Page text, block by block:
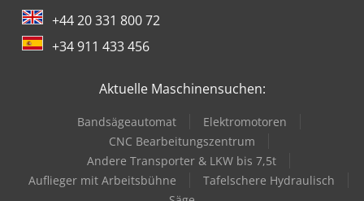
+44 20 331 800 72
+34 911 433 456
Aktuelle Maschinensuchen:
Bandsägeautomat
Elektromotoren
CNC Bearbeitungszentrum
Andere Transporter & LKW bis 7,5t
Auflieger mit Arbeitsbühne
Tafelschere Hydraulisch